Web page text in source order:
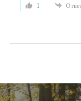
1